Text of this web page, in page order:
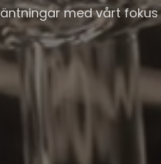
med vårt fokus